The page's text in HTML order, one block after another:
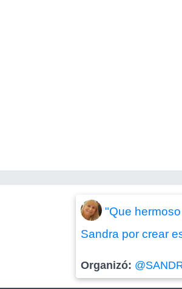
"Que
Sandra por crear
Organizó: